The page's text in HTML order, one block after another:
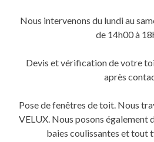
fenêtre)
Nous intervenons du lundi au
de 14h00 à
Devis et vérification de votre
après
Pose de fenêtres de toit. Nous
VELUX. Nous posons également
baies coulissantes et tout